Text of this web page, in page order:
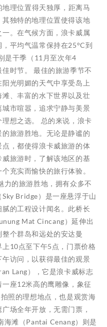
理位置得天独厚，距离马
独特的地理位置使得该地
。在气候方面，浪卡威属
平均气温常保持在25°C到
是干季（11月至次年4
时节。 最佳的旅游季节不
光明媚的天气中享受岛上
、丰富的水下世界以及壮
市喧嚣，追求宁静与美景
想之选。 总的来说，浪卡
旅游胜地。无论是静谧的
，都使得浪卡威旅游的体
旅游时，了解该地区的基
充实而愉快的旅行体验。
力的旅游胜地，拥有众多不
Bridge）是一座悬浮于山
的工程设计闻名。此桥长
Mat Cincang）延伸出
个群岛和远处的安达曼
10点至下午5点，门票价格
访问，以获得最佳的观景
Lang），它是浪卡威标志
座12米高的鹰雕像，象征
照的理想地点，也是观赏海
场全年开放，无需门票，
海滩（Pantai Cenang）则是